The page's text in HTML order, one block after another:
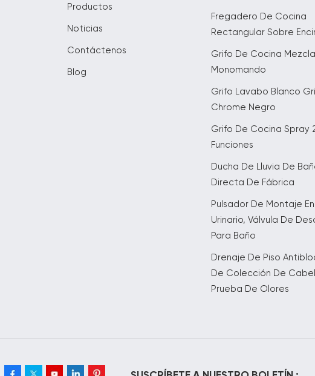
Productos
Noticias
Contáctenos
Blog
Fregadero De Cocina
Rectangular Sobre
Grifo De Cocina
Monomando
Grifo Lavabo Blanco
Chrome Negro
Grifo De Cocina Spray
Funciones
Ducha De Lluvia De
Directa De Fábrica
Pulsador De Montaje
Urinario, Válvula De
Para Baño
Drenaje De Piso
De Colección De
Prueba De Olores